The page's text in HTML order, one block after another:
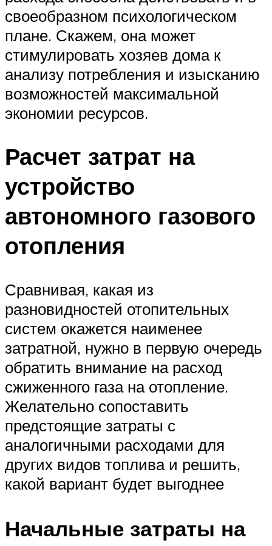
своеобразном психологическом
плане. Скажем, она может
стимулировать хозяев дома к
анализу потребления и изысканию
возможностей максимальной
экономии ресурсов.
Расчет затрат на
устройство
автономного газового
отопления
Сравнивая, какая из
разновидностей отопительных
систем окажется наименее
затратной, нужно в первую очередь
обратить внимание на расход
сжиженного газа на отопление.
Желательно сопоставить
предстоящие затраты с
аналогичными расходами для
других видов топлива и решить,
какой вариант будет выгоднее
Начальные затраты на